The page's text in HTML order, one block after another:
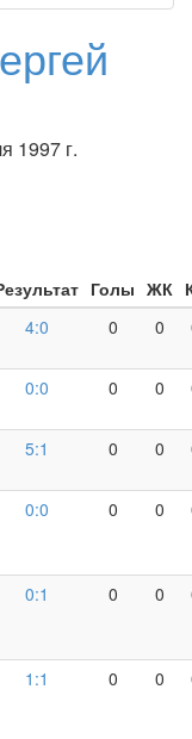
1997 г.
Голы ЖК
4:0 0 0
0:0 0 0
5:1 0 0
0:0 0 0
0:1 0 0
1:1 0 0